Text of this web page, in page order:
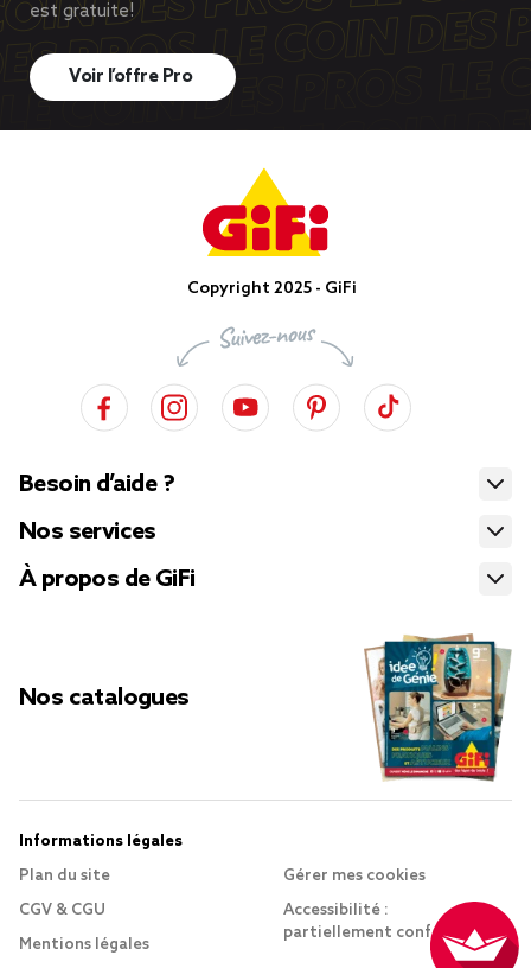
est gratuite!
Voir l’offre Pro
Copyright 2025 - GiFi
Besoin d’aide ?
Nos services
À propos de GiFi
Nos catalogues
Informations légales
Plan du site
CGV & CGU
Mentions légales
Gérer mes cookies
Accessibilité :
partiellement conforme